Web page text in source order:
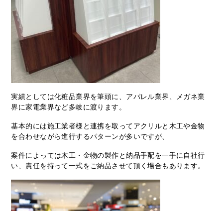
実績としては化粧品業界を筆頭に、アパレル業界、メガネ業
界に家電業界など多岐に渡ります。
基本的には施工業者様と連携を取ってアクリルと木工や金物
を合わせながら進行するパターンが多いですが、
案件によっては木工・金物の製作と納品手配を一手に自社行
い、責任を持って一式をご納品させて頂く場合もあります。